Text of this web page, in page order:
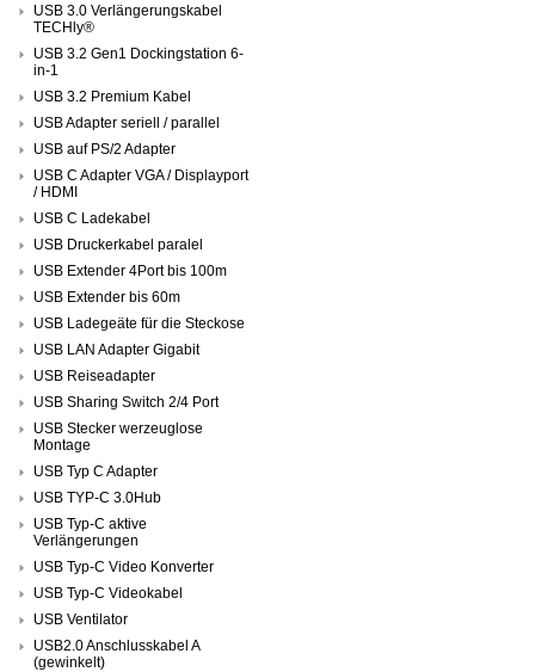
USB 3.0 Verlängerungskabel
TECHly®
USB 3.2 Gen1 Dockingstation 6-
in-1
USB 3.2 Premium Kabel
USB Adapter seriell / parallel
USB auf PS/2 Adapter
USB C Adapter VGA / Displayport
/ HDMI
USB C Ladekabel
USB Druckerkabel paralel
USB Extender 4Port bis 100m
USB Extender bis 60m
USB Ladegeäte für die Steckose
USB LAN Adapter Gigabit
USB Reiseadapter
USB Sharing Switch 2/4 Port
USB Stecker werzeuglose
Montage
USB Typ C Adapter
USB TYP-C 3.0Hub
USB Typ-C aktive
Verlängerungen
USB Typ-C Video Konverter
USB Typ-C Videokabel
USB Ventilator
USB2.0 Anschlusskabel A
(gewinkelt)